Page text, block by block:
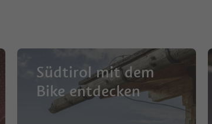
Südtirol mit dem
Bike entdecken